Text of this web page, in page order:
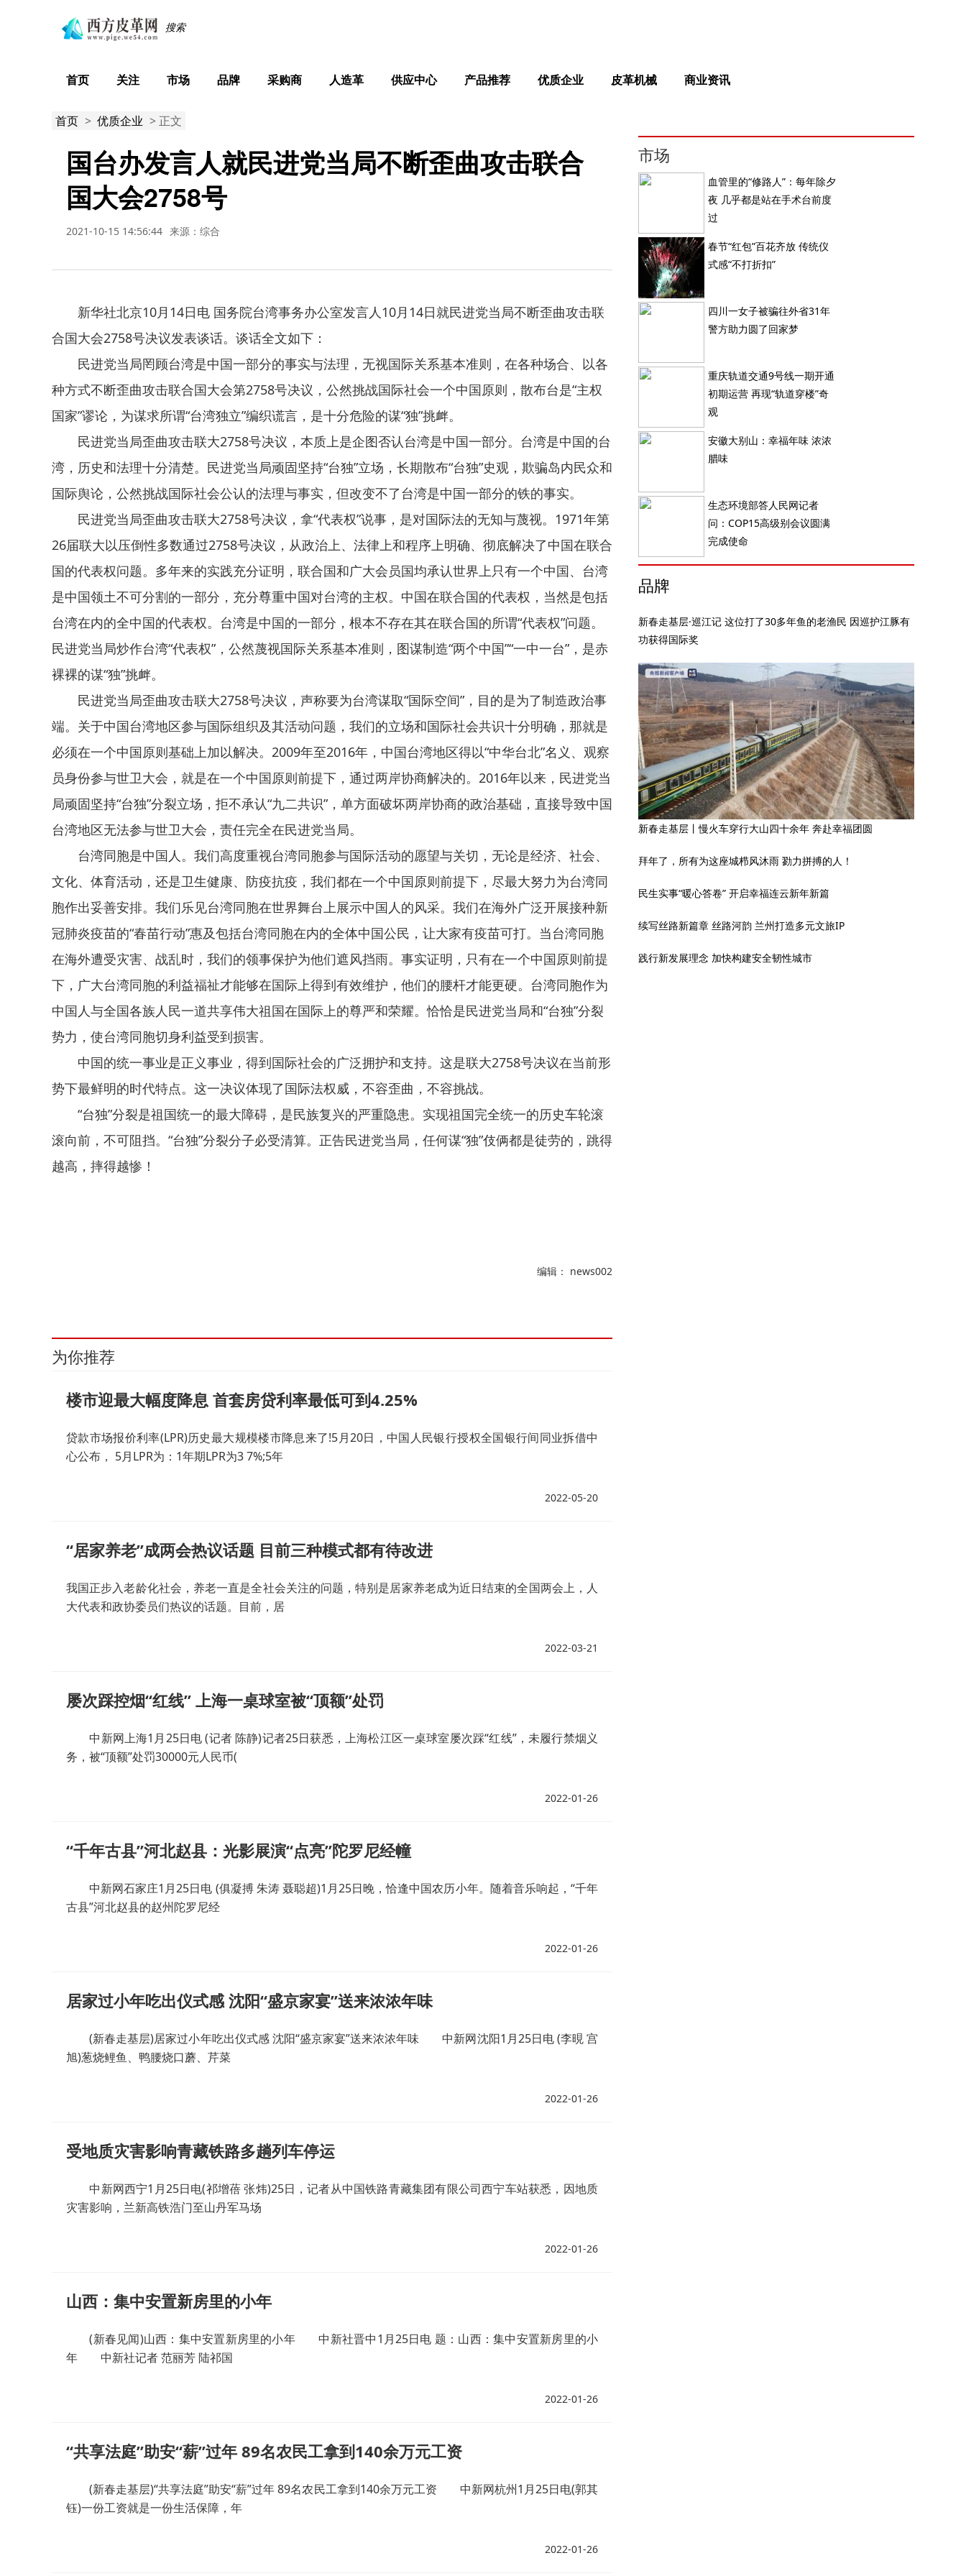
首页 关注 市场 品牌 采购商 人造革 供应中心 产品推荐 优质企业 皮革机械 商业资讯
首页 > 优质企业 > 正文
国台办发言人就民进党当局不断歪曲攻击联合
国大会2758号
2021-10-15 14:56:44 来源：综合
新华社北京10月14日电 国务院台湾事务办公室发言人10月14日就民进党当局不断歪曲攻击联
合国大会2758号决议发表谈话。谈话全文如下：
民进党当局罔顾台湾是中国一部分的事实与法理，无视国际关系基本准则，在各种场合、以各
种方式不断歪曲攻击联合国大会第2758号决议，公然挑战国际社会一个中国原则，散布台是“主权
国家”谬论，为谋求所谓“台湾独立”编织谎言，是十分危险的谋“独”挑衅。
民进党当局歪曲攻击联大2758号决议，本质上是企图否认台湾是中国一部分。台湾是中国的台
湾，历史和法理十分清楚。民进党当局顽固坚持“台独”立场，长期散布“台独”史观，欺骗岛内民众和
国际舆论，公然挑战国际社会公认的法理与事实，但改变不了台湾是中国一部分的铁的事实。
民进党当局歪曲攻击联大2758号决议，拿“代表权”说事，是对国际法的无知与蔑视。1971年第
26届联大以压倒性多数通过2758号决议，从政治上、法律上和程序上明确、彻底解决了中国在联合
国的代表权问题。多年来的实践充分证明，联合国和广大会员国均承认世界上只有一个中国、台湾
是中国领土不可分割的一部分，充分尊重中国对台湾的主权。中国在联合国的代表权，当然是包括
台湾在内的全中国的代表权。台湾是中国的一部分，根本不存在其在联合国的所谓“代表权”问题。
民进党当局炒作台湾“代表权”，公然蔑视国际关系基本准则，图谋制造“两个中国”“一中一台”，是赤
裸裸的谋“独”挑衅。
民进党当局歪曲攻击联大2758号决议，声称要为台湾谋取“国际空间”，目的是为了制造政治事
端。关于中国台湾地区参与国际组织及其活动问题，我们的立场和国际社会共识十分明确，那就是
必须在一个中国原则基础上加以解决。2009年至2016年，中国台湾地区得以“中华台北”名义、观察
员身份参与世卫大会，就是在一个中国原则前提下，通过两岸协商解决的。2016年以来，民进党当
局顽固坚持“台独”分裂立场，拒不承认“九二共识”，单方面破坏两岸协商的政治基础，直接导致中国
台湾地区无法参与世卫大会，责任完全在民进党当局。
台湾同胞是中国人。我们高度重视台湾同胞参与国际活动的愿望与关切，无论是经济、社会、
文化、体育活动，还是卫生健康、防疫抗疫，我们都在一个中国原则前提下，尽最大努力为台湾同
胞作出妥善安排。我们乐见台湾同胞在世界舞台上展示中国人的风采。我们在海外广泛开展接种新
冠肺炎疫苗的“春苗行动”惠及包括台湾同胞在内的全体中国公民，让大家有疫苗可打。当台湾同胞
在海外遭受灾害、战乱时，我们的领事保护为他们遮风挡雨。事实证明，只有在一个中国原则前提
下，广大台湾同胞的利益福祉才能够在国际上得到有效维护，他们的腰杆才能更硬。台湾同胞作为
中国人与全国各族人民一道共享伟大祖国在国际上的尊严和荣耀。恰恰是民进党当局和“台独”分裂
势力，使台湾同胞切身利益受到损害。
中国的统一事业是正义事业，得到国际社会的广泛拥护和支持。这是联大2758号决议在当前形
势下最鲜明的时代特点。这一决议体现了国际法权威，不容歪曲，不容挑战。
“台独”分裂是祖国统一的最大障碍，是民族复兴的严重隐患。实现祖国完全统一的历史车轮滚
滚向前，不可阻挡。“台独”分裂分子必受清算。正告民进党当局，任何谋“独”伎俩都是徒劳的，跳得
越高，摔得越惨！
编辑： news002
为你推荐
楼市迎最大幅度降息 首套房贷利率最低可到4.25%
贷款市场报价利率(LPR)历史最大规模楼市降息来了!5月20日，中国人民银行授权全国银行间同业拆借中
心公布， 5月LPR为：1年期LPR为3 7%;5年
2022-05-20
“居家养老”成两会热议话题 目前三种模式都有待改进
我国正步入老龄化社会，养老一直是全社会关注的问题，特别是居家养老成为近日结束的全国两会上，人
大代表和政协委员们热议的话题。目前，居
2022-03-21
屡次踩控烟“红线” 上海一桌球室被“顶额”处罚
中新网上海1月25日电 (记者 陈静)记者25日获悉，上海松江区一桌球室屡次踩“红线”，未履行禁烟义
务，被“顶额”处罚30000元人民币(
2022-01-26
“千年古县”河北赵县：光影展演“点亮”陀罗尼经幢
中新网石家庄1月25日电 (俱凝搏 朱涛 聂聪超)1月25日晚，恰逢中国农历小年。随着音乐响起，“千年
古县”河北赵县的赵州陀罗尼经
2022-01-26
居家过小年吃出仪式感 沈阳“盛京家宴”送来浓浓年味
(新春走基层)居家过小年吃出仪式感 沈阳“盛京家宴”送来浓浓年味 中新网沈阳1月25日电 (李晛 宫
旭)葱烧鲤鱼、鸭腰烧口蘑、芹菜
2022-01-26
受地质灾害影响青藏铁路多趟列车停运
中新网西宁1月25日电(祁增蓓 张炜)25日，记者从中国铁路青藏集团有限公司西宁车站获悉，因地质
灾害影响，兰新高铁浩门至山丹军马场
2022-01-26
山西：集中安置新房里的小年
(新春见闻)山西：集中安置新房里的小年 中新社晋中1月25日电 题：山西：集中安置新房里的小
年 中新社记者 范丽芳 陆祁国
2022-01-26
“共享法庭”助安“薪”过年 89名农民工拿到140余万元工资
(新春走基层)“共享法庭”助安“薪”过年 89名农民工拿到140余万元工资 中新网杭州1月25日电(郭其
钰)一份工资就是一份生活保障，年
2022-01-26
市场
血管里的“修路人”：每年除夕
夜 几乎都是站在手术台前度
过
春节“红包”百花齐放 传统仪
式感“不打折扣”
四川一女子被骗往外省31年
警方助力圆了回家梦
重庆轨道交通9号线一期开通
初期运营 再现“轨道穿楼”奇
观
安徽大别山：幸福年味 浓浓
腊味
生态环境部答人民网记者
问：COP15高级别会议圆满
完成使命
品牌
新春走基层·巡江记 这位打了30多年鱼的老渔民 因巡护江豚有
功获得国际奖
新春走基层丨慢火车穿行大山四十余年 奔赴幸福团圆
拜年了，所有为这座城栉风沐雨 勠力拼搏的人！
民生实事“暖心答卷” 开启幸福连云新年新篇
续写丝路新篇章 丝路河韵 兰州打造多元文旅IP
践行新发展理念 加快构建安全韧性城市